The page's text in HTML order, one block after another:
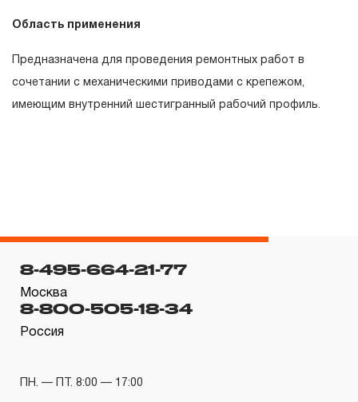
Область применения
Предназначена для проведения ремонтных работ в
сочетании с механическими приводами с крепежом,
имеющим внутренний шестигранный рабочий профиль.
себя признание неограниченного срока поддержания
и хранения, применяемых для ручного слесарно-
монтажного инструмента.
2. Понятие «ОГРАНИЧЕННАЯ ГАРАНТИЯ»
КИНЕМАТИЧЕСКУЮ СХЕМУ (МЕХАНИЗМ)
8-495-664-21-77
Москва
8-800-505-18-34
Россия
ПН. — ПТ. 8:00 — 17:00